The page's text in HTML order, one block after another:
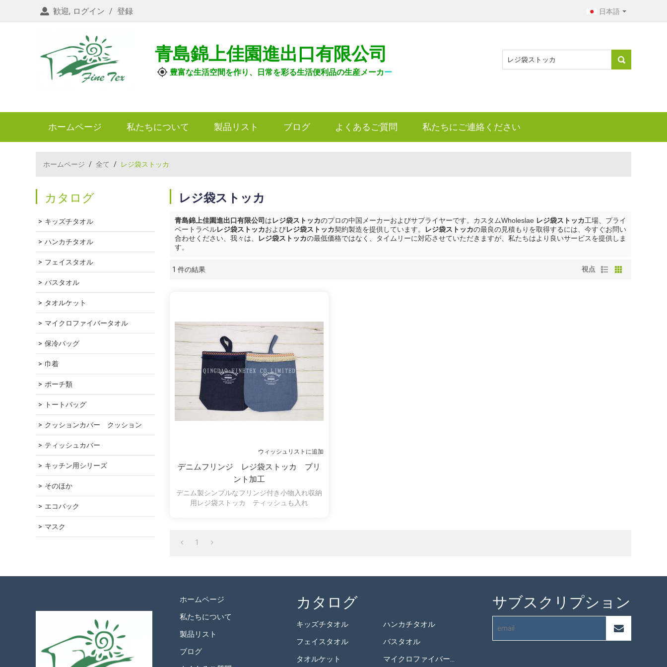
歓迎, ログイン / 登録 日本語
青島錦上佳園進出口有限公司
豊富な生活空間を作り、日常を彩る生活便利品の生産メーカー
ホームページ 私たちについて 製品リスト ブログ よくあるご質問 私たちにご連絡ください
ホームページ / 全て / レジ袋ストッカ
カタログ
キッズチタオル
ハンカチタオル
フェイスタオル
バスタオル
タオルケット
マイクロファイバータオル
保冷バッグ
巾着
ポーチ類
トートバッグ
クッションカバー　クッション
ティッシュカバー
キッチン用シリーズ
そのほか
エコバック
マスク
レジ袋ストッカ
青島錦上佳園進出口有限公司 はレジ袋ストッカのプロの中国メーカーおよびサプライヤーです。カスタムWholeslae レジ袋ストッカ工場、プライ
ベートラベルレジ袋ストッカおよびレジ袋ストッカ契約製造を提供しています。 レジ袋ストッカの最良の見積もりを取得するには、今すぐお問い
合わせください、我々は、
レジ袋ストッカの最低価格ではなく、タイムリーに対応させていただきますが、私たちはより良いサービスを提供しま
す。
1 件の結果 視点
ショーケース
ウィッシュリストに追加
デニムフリンジ レジ袋ストッカ プリ
ント加工
デニム製シンプルなフリンジ付き小物入れ収納
用レジ袋ストッカ ティッシュも入れ
1
ホームページ
私たちについて
製品リスト
ブログ
カタログ
キッズチタオル
ハンカチタオル
フェイスタオル
バスタオル
タオルケット
マイクロファイバータオル
サブスクリプション